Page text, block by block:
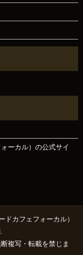
ーカル）の公式サイ
ドカフェフォーカル）
複写・転載を禁じま